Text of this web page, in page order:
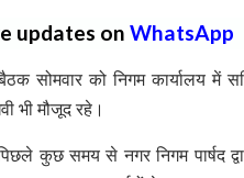
updates on WhatsApp
सोमवार को निगम कार्यालय में
भी मौजूद रहे।
कुछ समय से नगर निगम पार्षद